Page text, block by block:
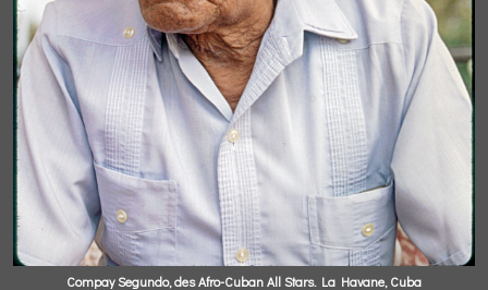
Compay Segundo, des Afro-Cuban All Stars. La Havane, Cuba